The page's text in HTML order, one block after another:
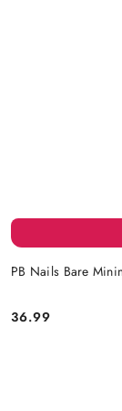
PB Nails Bare
Cena:
36.99